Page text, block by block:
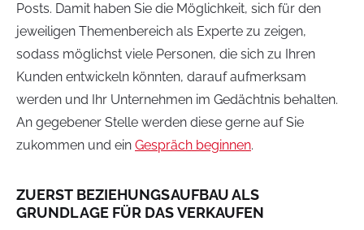
Posts. Damit haben Sie die Möglichkeit, sich für den
jeweiligen Themenbereich als Experte zu zeigen,
sodass möglichst viele Personen, die sich zu Ihren
Kunden entwickeln könnten, darauf aufmerksam
werden und Ihr Unternehmen im Gedächtnis behalten.
An gegebener Stelle werden diese gerne auf Sie
zukommen und ein Gespräch beginnen.
ZUERST BEZIEHUNGSAUFBAU ALS
GRUNDLAGE FÜR DAS VERKAUFEN